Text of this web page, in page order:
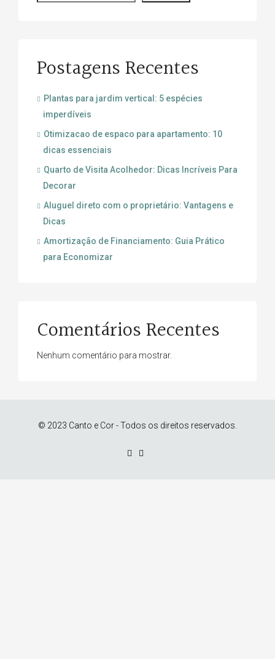
Postagens Recentes
Plantas para jardim vertical: 5 espécies
imperdíveis
Otimizacao de espaco para apartamento: 10
dicas essenciais
Quarto de Visita Acolhedor: Dicas Incríveis Para
Decorar
Aluguel direto com o proprietário: Vantagens e
Dicas
Amortização de Financiamento: Guia Prático
para Economizar
Comentários Recentes
Nenhum comentário para mostrar.
© 2023 Canto e Cor - Todos os direitos reservados.